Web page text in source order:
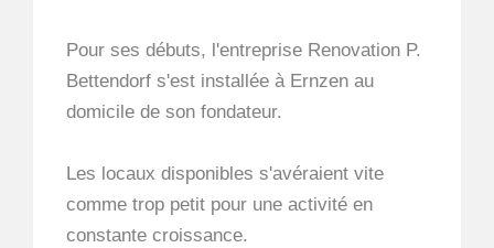
Pour ses débuts, l'entreprise Renovation P.
Bettendorf s'est installée à Ernzen au
domicile de son fondateur.
Les locaux disponibles s'avéraient vite
comme trop petit pour une activité en
constante croissance.